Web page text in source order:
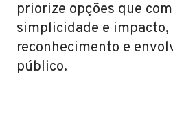
priorize opções que
simplicidade e
reconhecimento e
público.